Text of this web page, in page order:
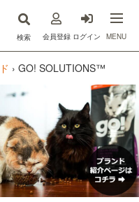
検索 会員登録 ログイン MENU
› GO! SOLUTIONS™